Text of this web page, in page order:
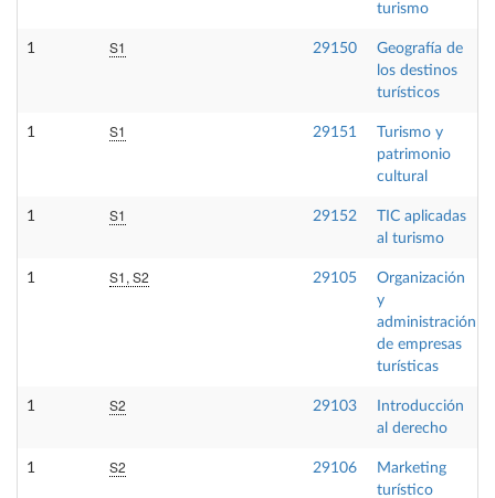
turismo
1 S1 29150
Geografía de
los destinos
turísticos
1 S1 29151
Turismo y
patrimonio
cultural
1 S1 29152
TIC aplicadas
al turismo
1 S1, S2 29105
Organización
y
administración
de empresas
turísticas
1 S2 29103
Introducción
al derecho
1 S2 29106
Marketing
turístico